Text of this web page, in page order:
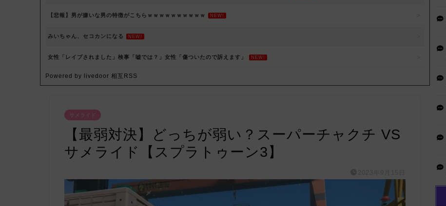
【悲報】男が嫌いな男の特徴がこちらｗｗｗｗｗｗｗｗｗｗ NEW!
みいちゃん、セコカンになる NEW!
女性「レイプされました」検事「嘘では？」女性「傷ついたので訴えます」 NEW!
Powered by livedoor 相互RSS
サメライド
【最弱対決】どっちが弱い？スーパーチャクチ VS
サメライド【スプラトゥーン3】